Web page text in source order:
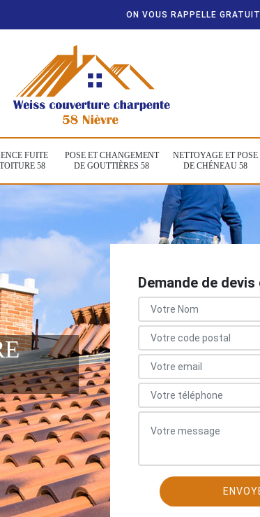
ON VOUS RAPPELLE
FUITE
58
POSE ET CHANGEMENT
DE GOUTTIÈRES 58
NETTOYAGE ET POSE
DE CHÉNEAU 58
Demande de